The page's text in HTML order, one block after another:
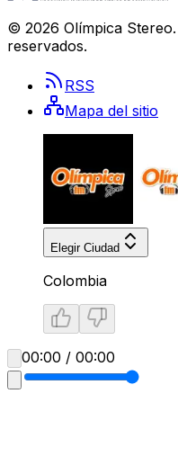
© 2026 Olímpica Stereo
reservados.
RSS
Mapa del sitio
Elegir Ciudad
Colombia
00:00 / 00:00